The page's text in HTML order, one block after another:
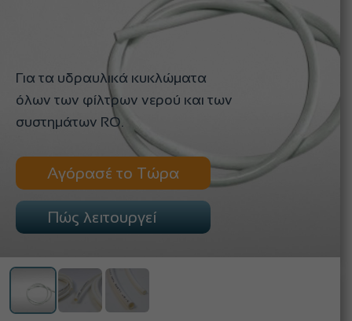
Για τα υδραυλικά κυκλώματα
όλων των φίλτρων νερού και των
συστημάτων RO.
Αγόρασέ το Τώρα
Πώς λειτουργεί